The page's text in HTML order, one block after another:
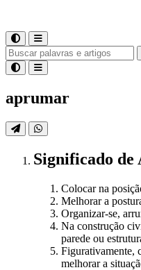
aprumar
Significado de
Colocar na
Melhorar a
Organizar-se,
Na construção
parede ou
Figurativamente,
melhorar a